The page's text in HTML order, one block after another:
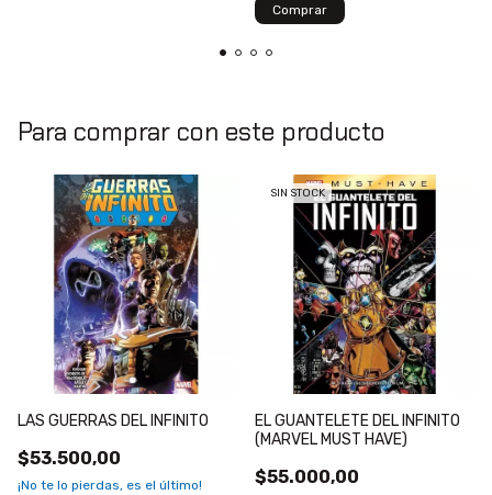
Para comprar con este producto
LAS GUERRAS DEL INFINITO
$53.500,00
¡No te lo pierdas, es el último!
SIN STOCK
EL GUANTELETE DEL INFINITO
(MARVEL MUST HAVE)
$55.000,00